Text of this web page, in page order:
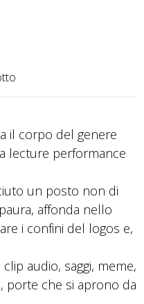
il corpo del genere
lecture performance
un posto non di
affonda nello
i confini del logos e,
audio, saggi, meme,
porte che si aprono da